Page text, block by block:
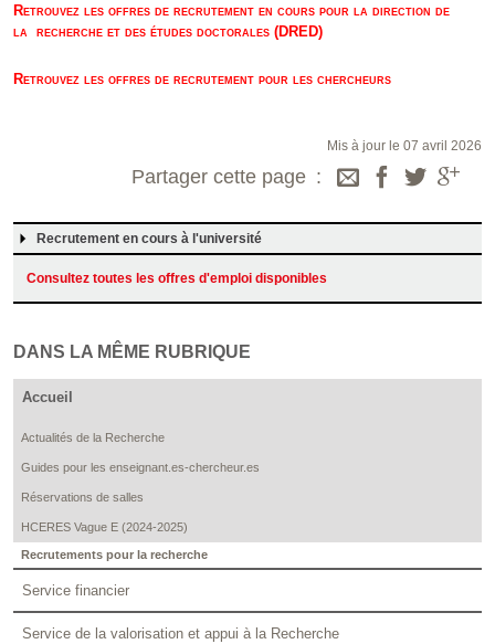
Retrouvez les offres de recrutement en cours pour la direction de
la recherche et des études doctorales (DRED)
Retrouvez les offres de recrutement pour les chercheurs
Mis à jour le 07 avril 2026
Partager cette page
Recrutement en cours à l'université
Consultez toutes les offres d'emploi disponibles
DANS LA MÊME RUBRIQUE
Accueil
Actualités de la Recherche
Guides pour les enseignant.es-chercheur.es
Réservations de salles
HCERES Vague E (2024-2025)
Recrutements pour la recherche
Service financier
Service de la valorisation et appui à la Recherche